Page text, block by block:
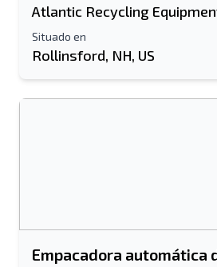
Atlantic Recycling
Situado en
Rollinsford, NH, US
Empacadora automática